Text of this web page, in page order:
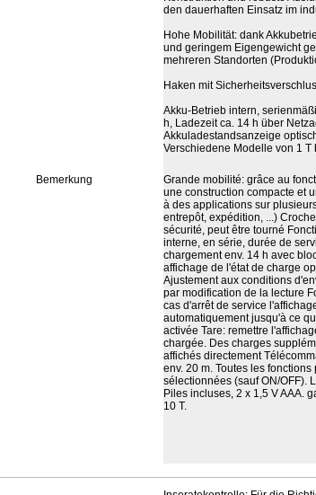
den dauerhaften Einsatz im
Hohe Mobilität: dank
und geringem Eigengewicht
mehreren Standorten
Haken mit
Akku-Betrieb intern,
h, Ladezeit ca. 14 h über
Akkuladestandsanzeige
Verschiedene Modelle von 1 T
Bemerkung
Grande mobilité: grâce au
une construction compacte et
à des applications sur
entrepôt, expédition, ...)
sécurité, peut être tourné
interne, en série, durée de
chargement env. 14 h avec
affichage de l'état de charge
Ajustement aux conditions
par modification de la lecture
cas d'arrêt de service
automatiquement jusqu'à ce
activée Tare: remettre
chargée. Des charges
affichés directement
env. 20 m. Toutes les fonctions
sélectionnées (sauf ON/OFF).
Piles incluses, 2 x 1,5 V AAA.
10 T.